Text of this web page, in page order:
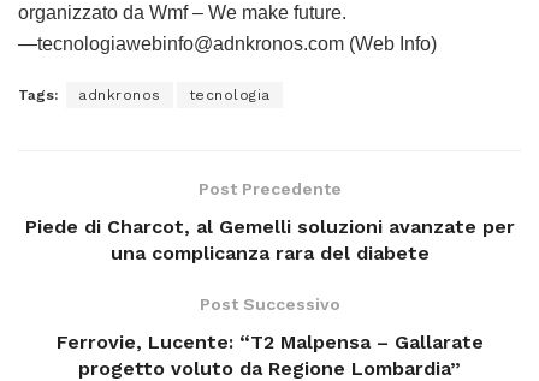
organizzato da Wmf – We make future.
—tecnologiawebinfo@adnkronos.com (Web Info)
Tags: adnkronos tecnologia
Post Precedente
Piede di Charcot, al Gemelli soluzioni avanzate per
una complicanza rara del diabete
Post Successivo
Ferrovie, Lucente: “T2 Malpensa – Gallarate
progetto voluto da Regione Lombardia”